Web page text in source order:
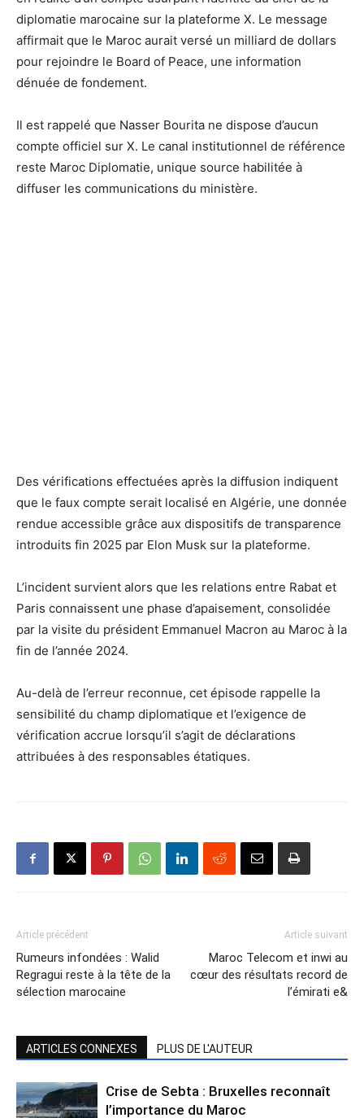
diplomatie marocaine sur la plateforme X. Le message
affirmait que le Maroc aurait versé un milliard de dollars
pour rejoindre le Board of Peace, une information
dénuée de fondement.
Il est rappelé que Nasser Bourita ne dispose d’aucun
compte officiel sur X. Le canal institutionnel de référence
reste Maroc Diplomatie, unique source habilitée à
diffuser les communications du ministère.
Des vérifications effectuées après la diffusion indiquent
que le faux compte serait localisé en Algérie, une donnée
rendue accessible grâce aux dispositifs de transparence
introduits fin 2025 par Elon Musk sur la plateforme.
L’incident survient alors que les relations entre Rabat et
Paris connaissent une phase d’apaisement, consolidée
par la visite du président Emmanuel Macron au Maroc à la
fin de l’année 2024.
Au-delà de l’erreur reconnue, cet épisode rappelle la
sensibilité du champ diplomatique et l’exigence de
vérification accrue lorsqu’il s’agit de déclarations
attribuées à des responsables étatiques.
Article précédent
Rumeurs infondées : Walid
Regragui reste à la tête de la
sélection marocaine
Article suivant
Maroc Telecom et inwi au
cœur des résultats record de
l’émirati e&
ARTICLES CONNEXES PLUS DE L'AUTEUR
Crise de Sebta : Bruxelles reconnaît
l’importance du Maroc